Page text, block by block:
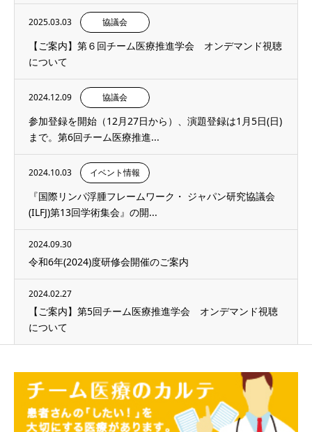
2025.03.03 協議会
【ご案内】第６回チーム医療推進学会 オンデマンド視聴
について
2024.12.09 協議会
参加登録を開始（12月27日から）、演題登録は1月5日(日)
まで。第6回チーム医療推進...
2024.10.03 イベント情報
『国際リンパ浮腫フレームワーク・ ジャパン研究協議会
(ILFJ)第13回学術集会』の開...
2024.09.30
令和6年(2024)度研修会開催のご案内
2024.02.27
【ご案内】第5回チーム医療推進学会 オンデマンド視聴
について